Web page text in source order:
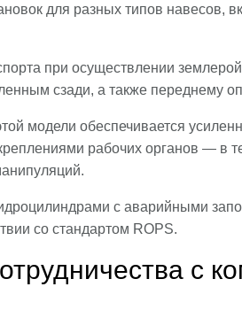
для разных типов навесов,
при осуществлении
сзади, а также переднему
модели обеспечивается
рабочих органов — в
с аварийными
со стандартом ROPS.
с